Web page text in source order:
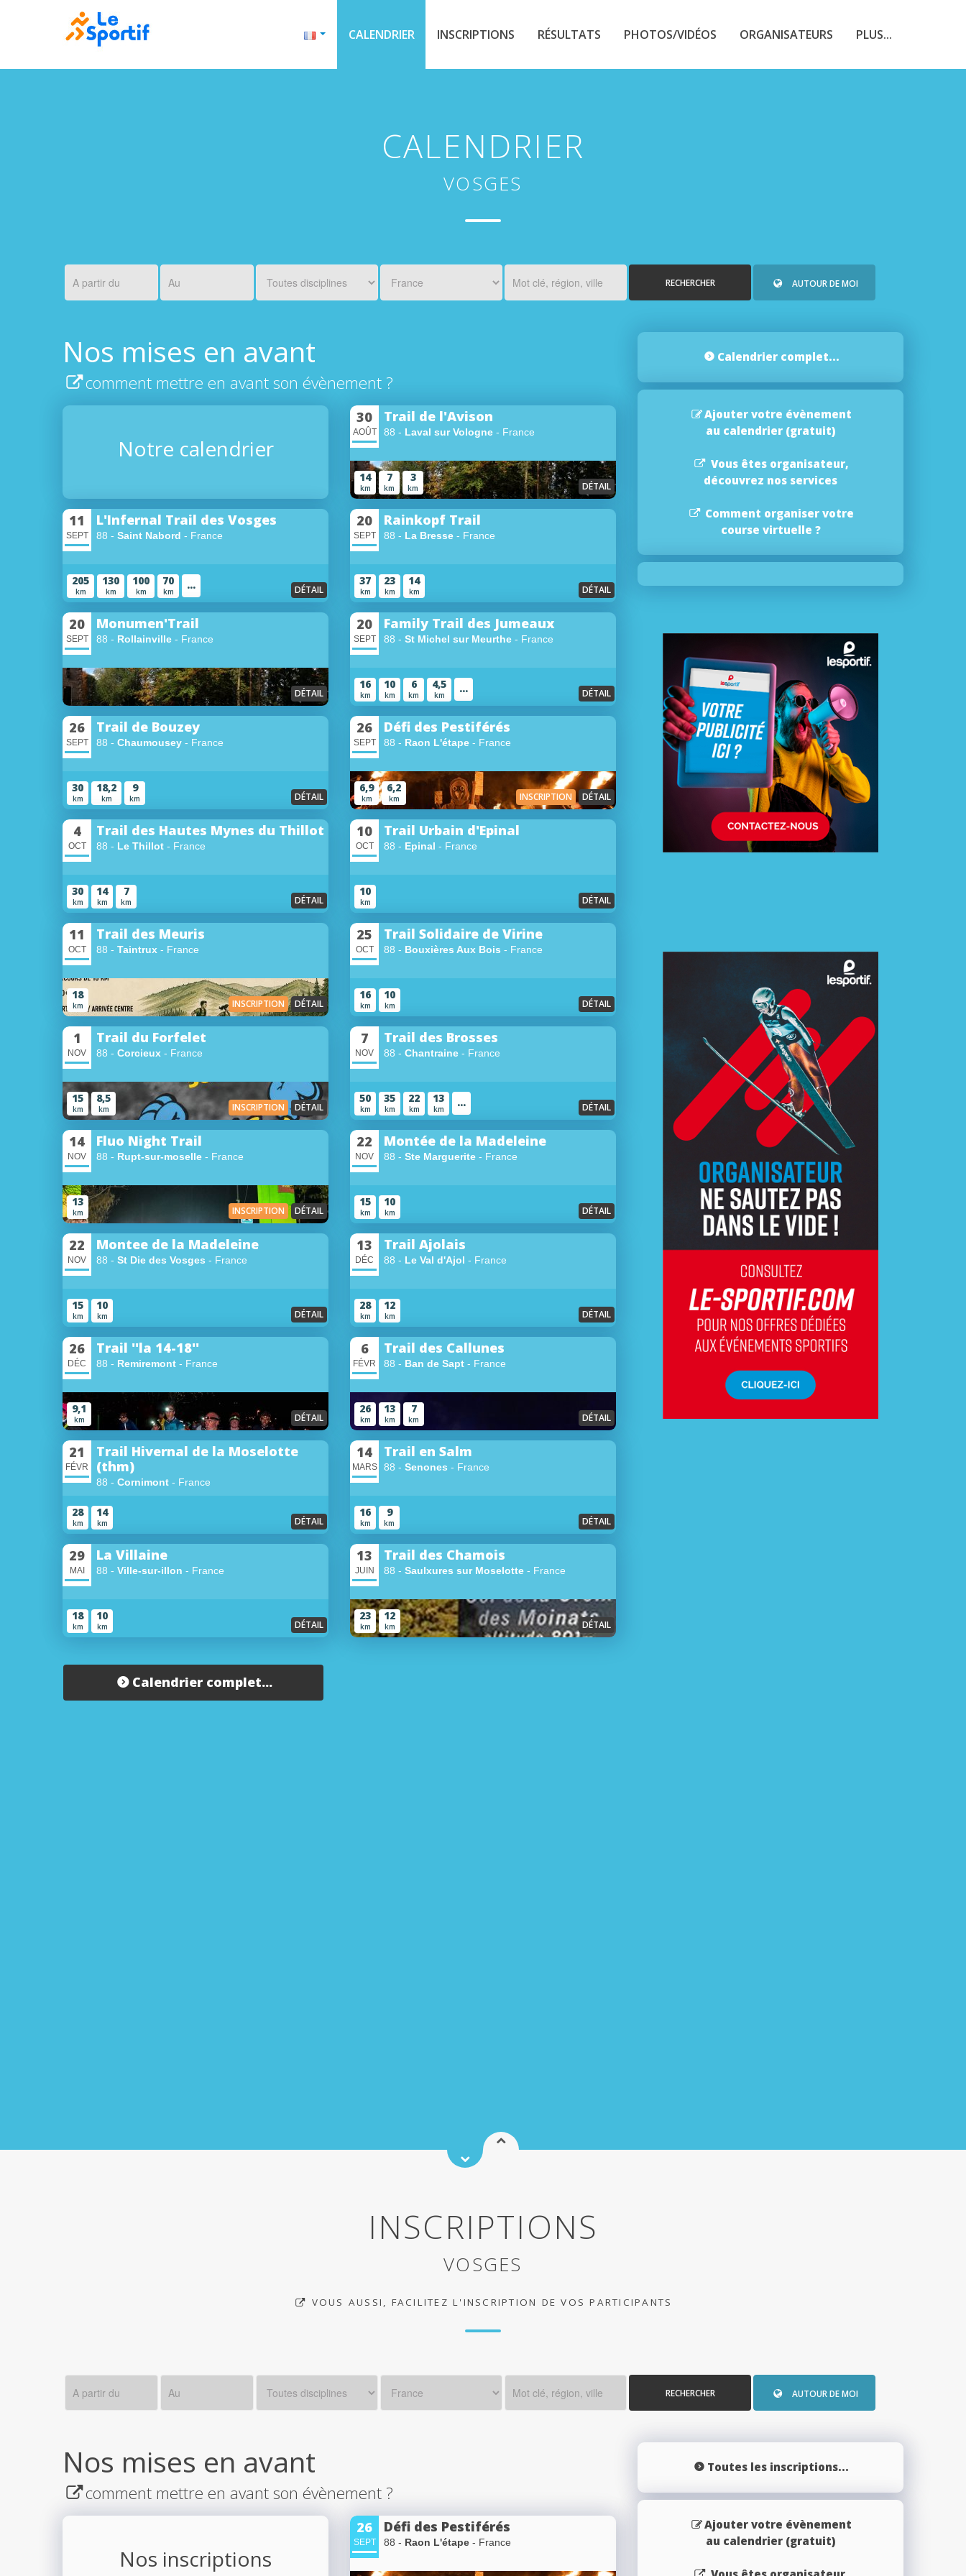
CALENDRIER INSCRIPTIONS RÉSULTATS PHOTOS/VIDÉOS ORGANISATEURS PLUS...
CALENDRIER
VOSGES
RECHERCHER AUTOUR DE MOI
Nos mises en avant
comment mettre en avant son évènement ?
Notre calendrier
30
AOÛT
Trail de l'Avison
88 - Laval sur Vologne - France
14
km
7
km
3
km DÉTAIL
11
SEPT
L'Infernal Trail des Vosges
88 - Saint Nabord - France
205
km
130
km
100
km
70
km ... DÉTAIL
20
SEPT
Rainkopf Trail
88 - La Bresse - France
37
km
23
km
14
km DÉTAIL
20
SEPT
Monumen'Trail
88 - Rollainville - France
DÉTAIL
20
SEPT
Family Trail des Jumeaux
88 - St Michel sur Meurthe - France
16
km
10
km
6
km
4,5
km ... DÉTAIL
26
SEPT
Trail de Bouzey
88 - Chaumousey - France
30
km
18,2
km
9
km DÉTAIL
26
SEPT
Défi des Pestiférés
88 - Raon L'étape - France
6,9
km
6,2
km INSCRIPTION DÉTAIL
4
OCT
Trail des Hautes Mynes du Thillot
88 - Le Thillot - France
30
km
14
km
7
km DÉTAIL
10
OCT
Trail Urbain d'Epinal
88 - Epinal - France
10
km DÉTAIL
11
OCT
Trail des Meuris
88 - Taintrux - France
18
km INSCRIPTION DÉTAIL
25
OCT
Trail Solidaire de Virine
88 - Bouxières Aux Bois - France
16
km
10
km DÉTAIL
1
NOV
Trail du Forfelet
88 - Corcieux - France
15
km
8,5
km INSCRIPTION DÉTAIL
7
NOV
Trail des Brosses
88 - Chantraine - France
50
km
35
km
22
km
13
km ... DÉTAIL
14
NOV
Fluo Night Trail
88 - Rupt-sur-moselle - France
13
km INSCRIPTION DÉTAIL
22
NOV
Montée de la Madeleine
88 - Ste Marguerite - France
15
km
10
km DÉTAIL
22
NOV
Montee de la Madeleine
88 - St Die des Vosges - France
15
km
10
km DÉTAIL
13
DÉC
Trail Ajolais
88 - Le Val d'Ajol - France
28
km
12
km DÉTAIL
26
DÉC
Trail ''la 14-18''
88 - Remiremont - France
9,1
km DÉTAIL
6
FÉVR
Trail des Callunes
88 - Ban de Sapt - France
26
km
13
km
7
km DÉTAIL
21
FÉVR
Trail Hivernal de la Moselotte
(thm)
88 - Cornimont - France
28
km
14
km DÉTAIL
14
MARS
Trail en Salm
88 - Senones - France
16
km
9
km DÉTAIL
29
MAI
La Villaine
88 - Ville-sur-illon - France
18
km
10
km DÉTAIL
13
JUIN
Trail des Chamois
88 - Saulxures sur Moselotte - France
23
km
12
km DÉTAIL
Calendrier complet...
Calendrier complet...
Ajouter votre évènement
au calendrier (gratuit)
Vous êtes organisateur,
découvrez nos services
Comment organiser votre
course virtuelle ?
INSCRIPTIONS
VOSGES
VOUS AUSSI, FACILITEZ L'INSCRIPTION DE VOS PARTICIPANTS
RECHERCHER AUTOUR DE MOI
Nos mises en avant
comment mettre en avant son évènement ?
Nos inscriptions
26
SEPT
Défi des Pestiférés
88 - Raon L'étape - France
Toutes les inscriptions...
Ajouter votre évènement
au calendrier (gratuit)